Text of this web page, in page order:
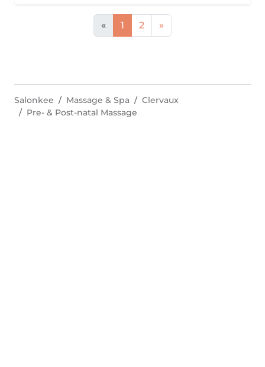
« 1 2 »
Salonkee Massage & Spa
Clervaux
Pre- & Post-natal Massage